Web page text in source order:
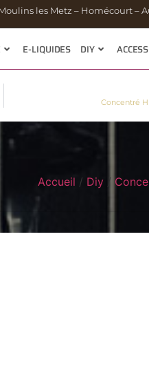
les Metz – Homécourt –
E-LIQUIDES DIY
Concentré
Accueil / Diy /